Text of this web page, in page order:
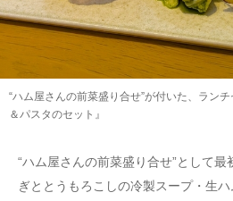
“ハム屋さんの前菜盛り合せ”が付いた、ラン
＆パスタのセット』
“ハム屋さんの前菜盛り合せ”として
ぎととうもろこしの冷製スープ・生